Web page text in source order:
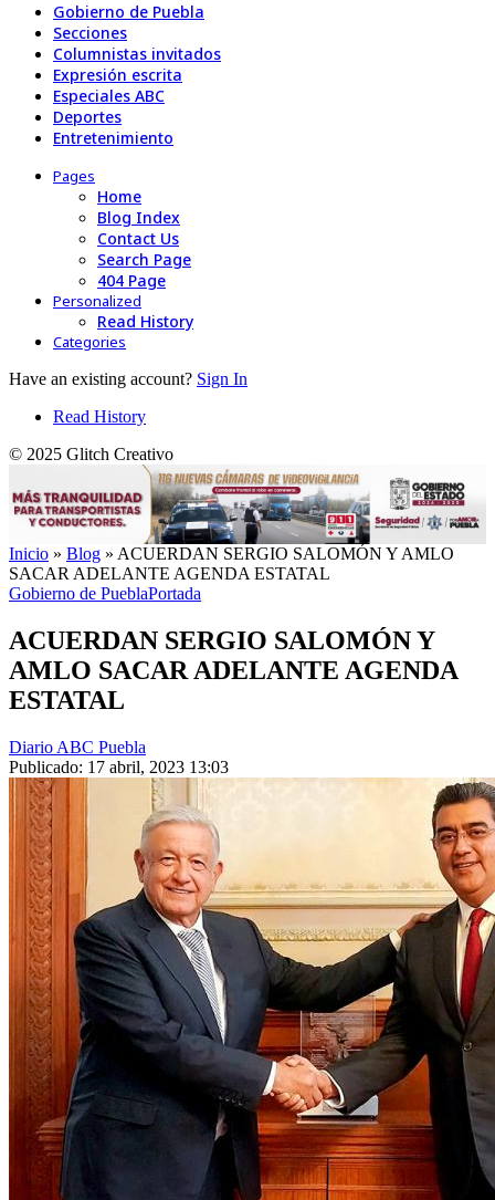
Gobierno de Puebla
Secciones
Columnistas invitados
Expresión escrita
Especiales ABC
Deportes
Entretenimiento
Pages
Home
Blog Index
Contact Us
Search Page
404 Page
Personalized
Read History
Categories
Have an existing account? Sign In
Read History
© 2025 Glitch Creativo
Inicio » Blog » ACUERDAN SERGIO SALOMÓN Y AMLO
SACAR ADELANTE AGENDA ESTATAL
Gobierno de PueblaPortada
ACUERDAN SERGIO SALOMÓN Y
AMLO SACAR ADELANTE AGENDA
ESTATAL
Diario ABC Puebla
Publicado: 17 abril, 2023 13:03